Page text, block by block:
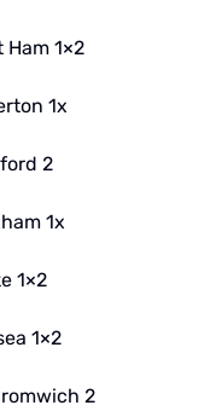
Ham 1×2
1x
2
1x
1×2
1×2
2